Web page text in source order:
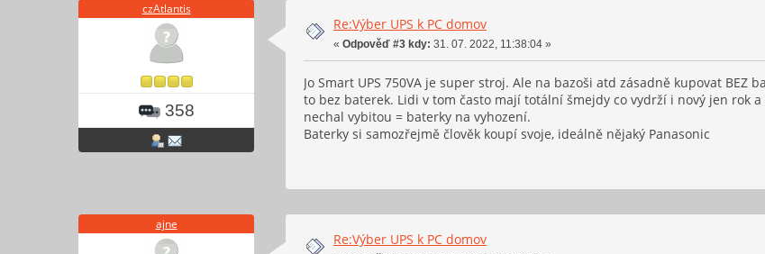
czAtlantis
358
Re:Výber UPS k PC domov
« Odpověď #3 kdy: 31. 07. 2022, 11:38:04 »
Jo Smart UPS 750VA je super stroj. Ale na bazoši atd zásadně kupovat
to bez baterek. Lidi v tom často mají totální šmejdy co vydrží i nový jen rok
nechal vybitou = baterky na vyhození.
Baterky si samozřejmě člověk koupí svoje, ideálně nějaký Panasonic
ajne
Re:Výber UPS k PC domov